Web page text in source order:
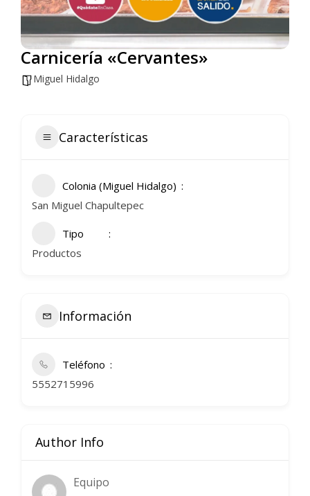
Carnicería «Cervantes»
Miguel Hidalgo
Características
Colonia (Miguel Hidalgo)
San Miguel Chapultepec
Tipo
Productos
Información
Teléfono
5552715996
Author Info
Equipo